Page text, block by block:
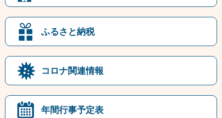
ふるさと納税
コロナ関連情報
年間行事予定表